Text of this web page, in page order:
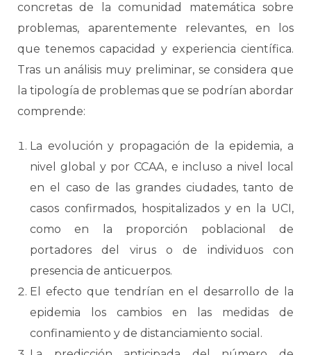
concretas de la comunidad matemática sobre
problemas, aparentemente relevantes, en los
que tenemos capacidad y experiencia científica.
Tras un análisis muy preliminar, se considera que
la tipología de problemas que se podrían abordar
comprende:
La evolución y propagación de la epidemia, a
nivel global y por CCAA, e incluso a nivel local
en el caso de las grandes ciudades, tanto de
casos confirmados, hospitalizados y en la UCI,
como en la proporción poblacional de
portadores del virus o de individuos con
presencia de anticuerpos.
El efecto que tendrían en el desarrollo de la
epidemia los cambios en las medidas de
confinamiento y de distanciamiento social.